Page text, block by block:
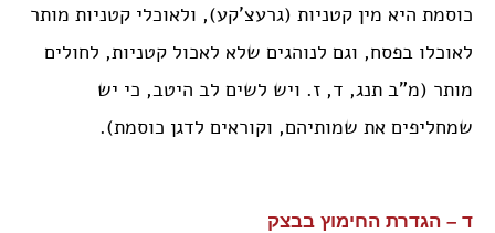
כוסמת היא מין קטניות (גרעצ’קע), ולאוכלי קטניות מותר
לאוכלו בפסח, וגם לנוהגים שלא לאכול קטניות, לחולים
מותר (מ”ב תנג, ד, ז. ויש לשים לב היטב, כי יש
שמחליפים את שמותיהם, וקוראים לדגן כוסמת).
ד – הגדרת החימוץ בבצק